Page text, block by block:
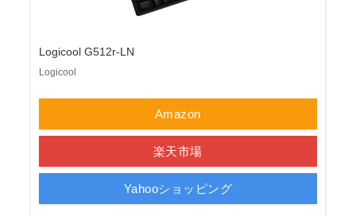
Logicool G512r-LN
Logicool
Amazon
楽天市場
Yahooショッピング